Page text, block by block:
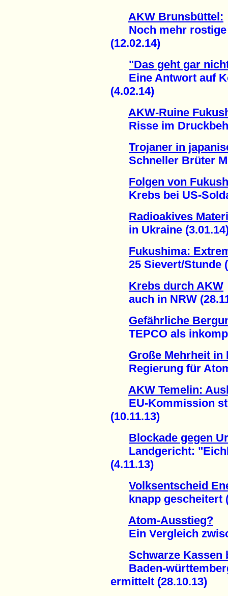
AKW Brunsbüttel:
Noch mehr rostige
(12.02.14)
"Das geht gar
Eine Antwort auf
(4.02.14)
AKW-Ruine
Risse im
Trojaner in
Schneller Brüter
Folgen von
Krebs bei US-
Radioakives
in Ukraine
Fukushima:
25 Sievert/Stunde
Krebs durch AKW
auch in NRW
Gefährliche
TEPCO als
Große Mehrheit in
Regierung für
AKW Temelin:
EU-Kommission
(10.11.13)
Blockade gegen
Landgericht:
(4.11.13)
Volksentscheid
knapp gescheitert
Atom-Ausstieg?
Ein Vergleich
Schwarze Kassen
Baden-
ermittelt (28.10.13)